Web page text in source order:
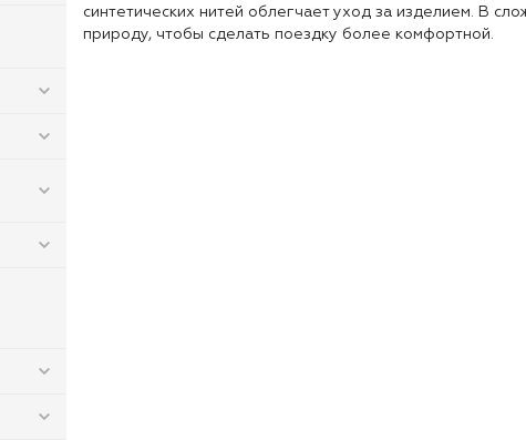
синтетических нитей облегчает уход за изделием. В
природу, чтобы сделать поездку более комфортной.